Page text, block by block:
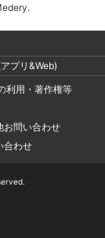
プリ&Web)
利用・著作権等
お問い合わせ
合わせ